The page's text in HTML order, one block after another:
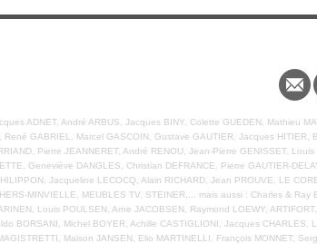
ADNET, André ARBUS, Jacques BINY, Colette GUEDEN, Mathieu
GABRIEL, Marcel GASCOIN, Gustave GAUTIER, Jacques HITIER,
Pierre JEANNERET, André RENOU, Jean-Pierre GENISSET, Louis
Geneviève DANGLES, Christian DEFRANCE, Pierre GAUTIER-
Jacqueline LECOCQ, Alain RICHARD, Jean PROUVE, LE
MINVIELLE, MEUBLES TV, STEINER,... mais aussi : Charles & Ray
Louis POULSEN, Arne JACOBSEN, Raymond LOEWY, ARTIFORT,
BORSANI, Michel BOYER, Achille CASTIGLIONI, Jacques CHARLES,
Maison JANSEN, Elio MARTINELLI, François MONNET,